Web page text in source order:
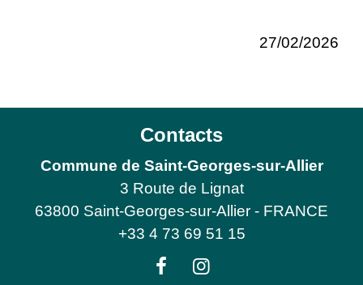
27/02/2026
Contacts
Commune de Saint-Georges-sur-Allier
3 Route de Lignat
63800 Saint-Georges-sur-Allier - FRANCE
+33 4 73 69 51 15